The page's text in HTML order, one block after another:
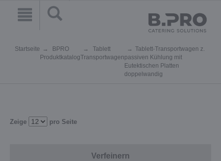
Startseite
BPRO
Produktkatalog
Tablett
Transportwagen
Tablett-Transportwagen z.
passiven Kühlung mit
Eutektischen Platten
doppelwandig
Zeige pro Seite
Verfeinern